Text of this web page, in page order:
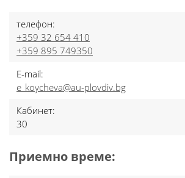
телефон:
+359 32 654 410
+359 895 749350
E-mail:
e_koycheva@au-plovdiv.bg
Кабинет:
30
Приемно време: